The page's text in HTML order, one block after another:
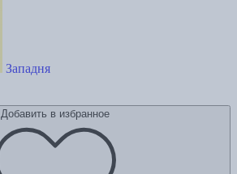
Западня
Добавить в избранное